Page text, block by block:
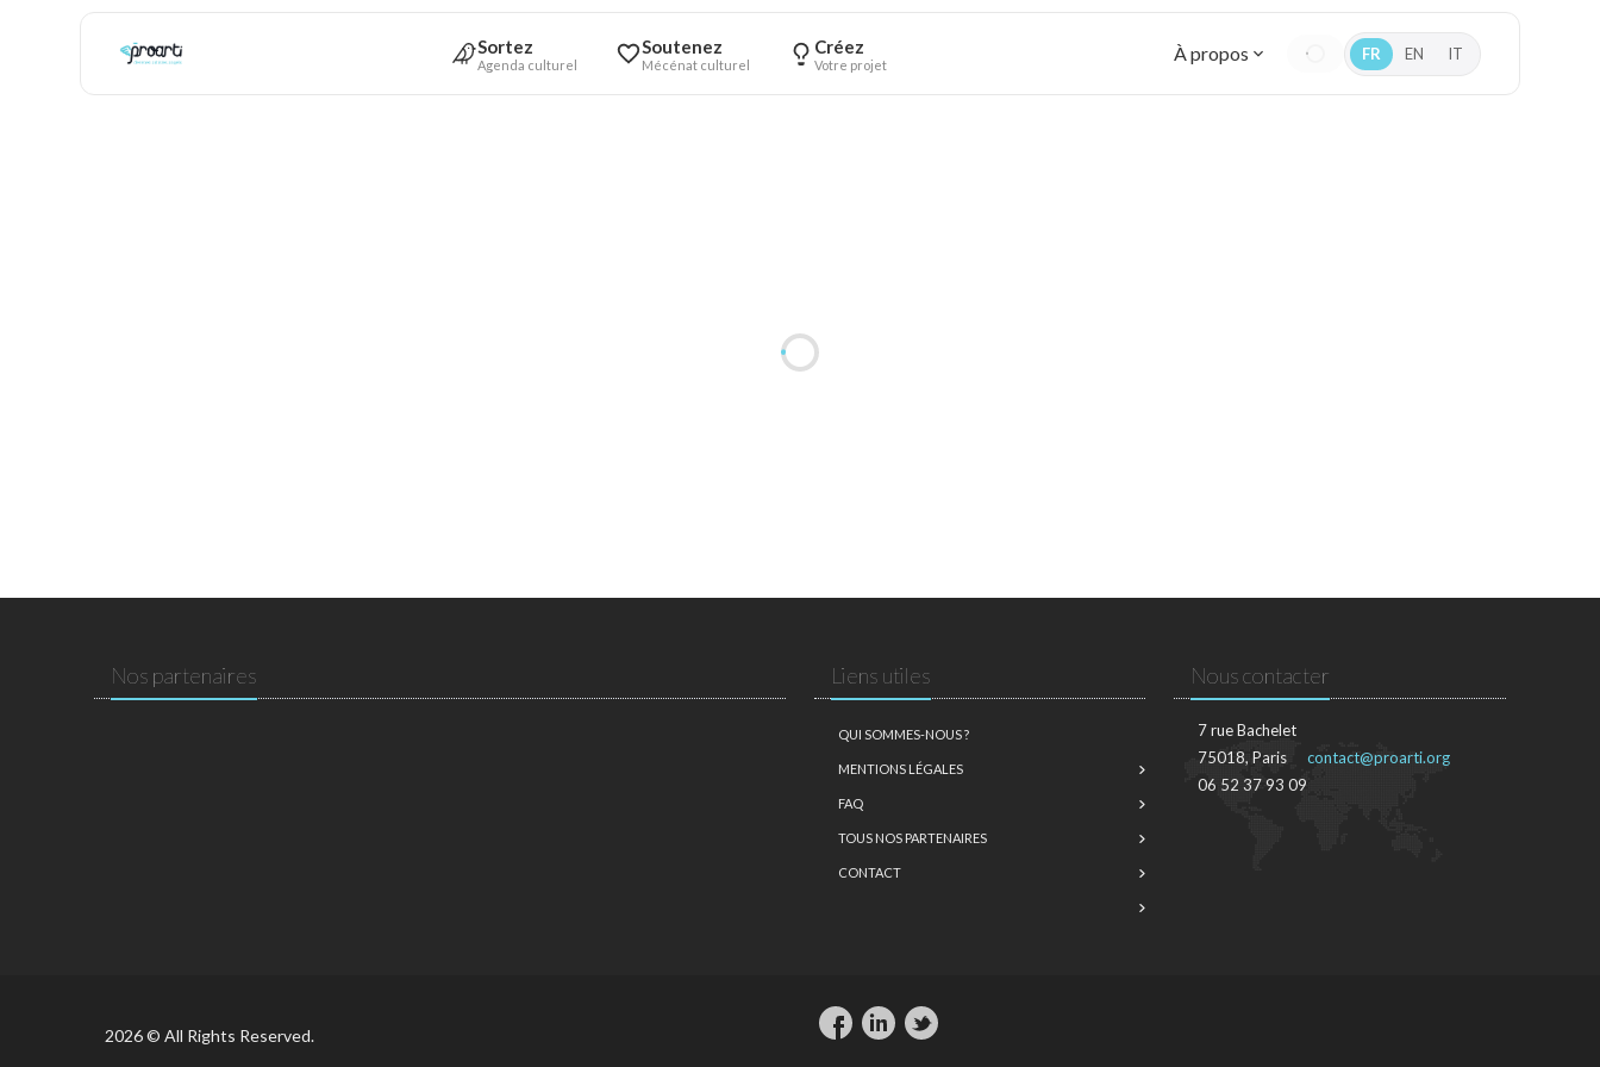
Sortez
Agenda culturel
Soutenez
Mécénat culturel
Créez
Votre projet À propos FR EN IT
Nos partenaires Liens utiles
QUI SOMMES-NOUS ?
MENTIONS LÉGALES
FAQ
TOUS NOS PARTENAIRES
CONTACT
Nous contacter
7 rue Bachelet
75018, Paris
06 52 37 93 09
contact@proarti.org
2026 © All Rights Reserved.